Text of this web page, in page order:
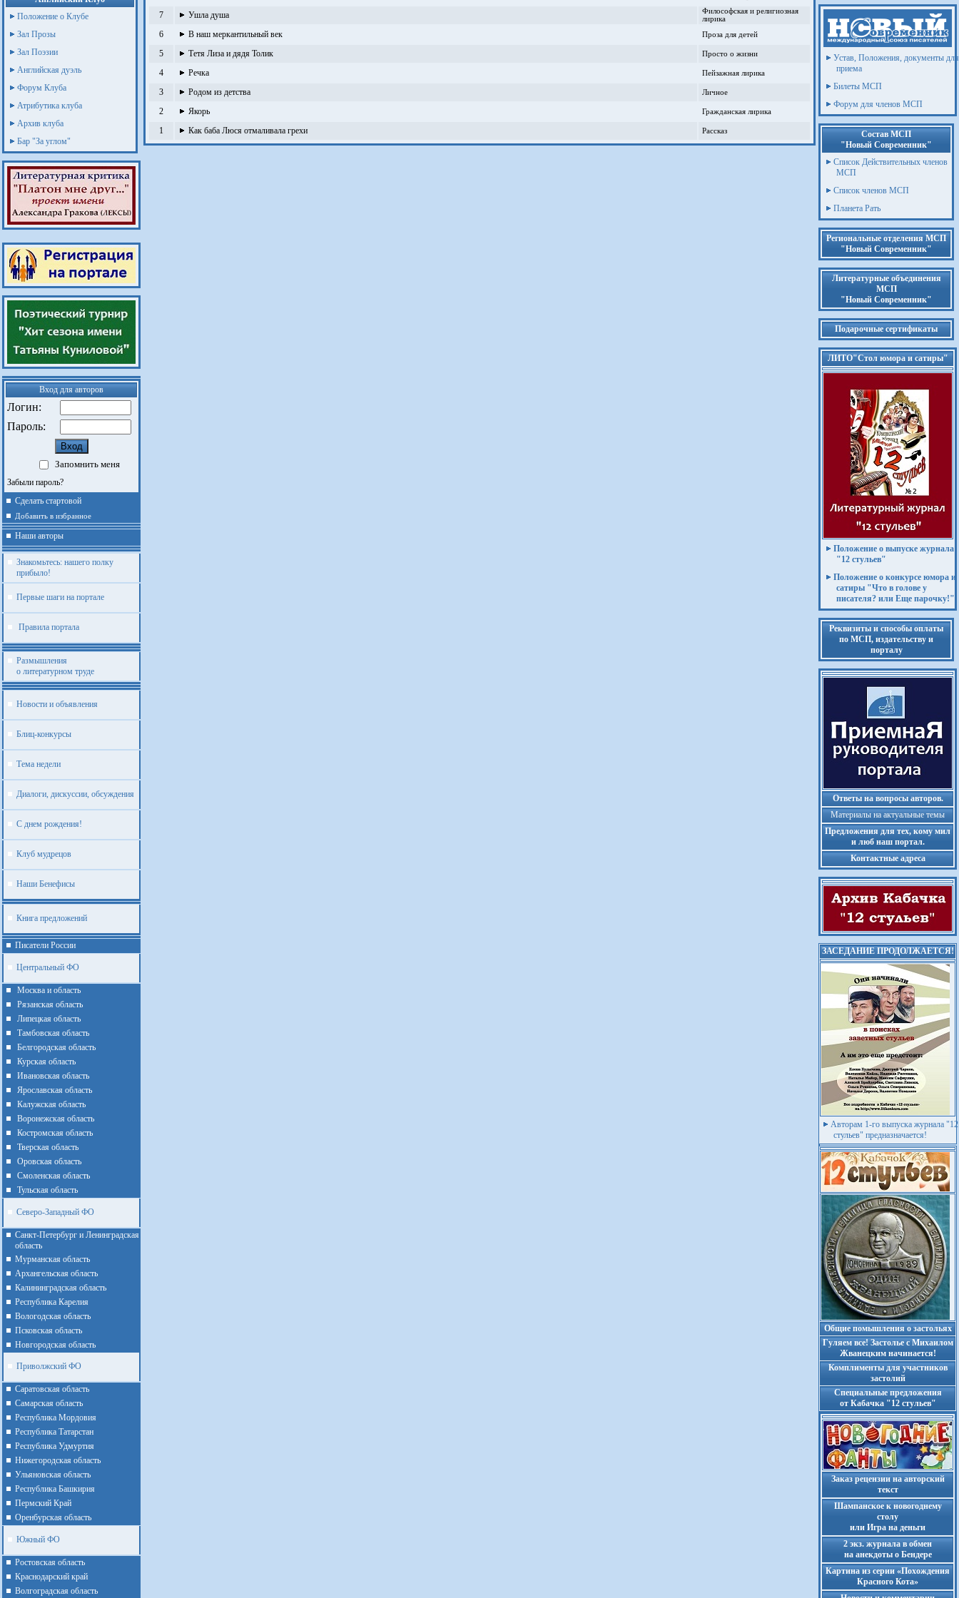
Положение о Клубе
Зал Прозы
Зал Поэзии
Английская дуэль
Форум Клуба
Атрибутика клуба
Архив клуба
Бар "За углом"
Вход для авторов
Логин:
Пароль:
Запомнить меня
Забыли пароль?
Сделать стартовой
Добавить в избранное
Наши авторы
Знакомьтесь: нашего полку
прибыло!
Первые шаги на портале
Правила портала
Размышления
о литературном труде
Новости и объявления
Блиц-конкурсы
Тема недели
Диалоги, дискуссии, обсуждения
С днем рождения!
Клуб мудрецов
Наши Бенефисы
Книга предложений
Писатели России
Центральный ФО
Москва и область
Рязанская область
Липецкая область
Тамбовская область
Белгородская область
Курская область
Ивановская область
Ярославская область
Калужская область
Воронежская область
Костромская область
Тверская область
Оровская область
Смоленская область
Тульская область
Северо-Западный ФО
Санкт-Петербург и Ленинградская
область
Мурманская область
Архангельская область
Калининградская область
Республика Карелия
Вологодская область
Псковская область
Новгородская область
Приволжский ФО
Cаратовская область
Cамарская область
Республика Мордовия
Республика Татарстан
Республика Удмуртия
Нижегородская область
Ульяновская область
Республика Башкирия
Пермский Край
Оренбурская область
Южный ФО
Ростовская область
Краснодарский край
Волгоградская область
7 Ушла душа
Философская и религиозная
лирика
6 В наш меркантильный век Проза для детей
5 Тетя Лиза и дядя Толик Просто о жизни
4 Речка Пейзажная лирика
3 Родом из детства Личное
2 Якорь Гражданская лирика
1 Как баба Люся отмаливала грехи Рассказ
Устав, Положения, документы для
приема
Билеты МСП
Форум для членов МСП
Состав МСП
"Новый Современник"
Список Действительных членов
МСП
Список членов МСП
Планета Рать
Региональные отделения МСП
"Новый Современник"
Литературные объединения
МСП
"Новый Современник"
Подарочные сертификаты
ЛИТО"Стол юмора и сатиры"
Положение о выпуске журнала
"12 стульев"
Положение о конкурсе юмора и
сатиры "Что в голове у
писателя? или Еще парочку!"
Реквизиты и способы оплаты
по МСП, издательству и
порталу
Ответы на вопросы авторов.
Материалы на актуальные темы
Предложения для тех, кому мил
и люб наш портал.
Контактные адреса
ЗАСЕДАНИЕ ПРОДОЛЖАЕТСЯ!
Авторам 1-го выпуска журнала "12
стульев" предназначается!
Общие помышления о застольях
Гуляем все! Застолье с Михаилом
Жванецким начинается!
Комплименты для участников
застолий
Cпециальные предложения
от Кабачка "12 стульев"
Заказ рецензии на авторский
текст
Шампанское к новогоднему
столу
или Игра на деньги
2 экз. журнала в обмен
на анекдоты о Бендере
Картина из серии «Похождения
Красного Кота»